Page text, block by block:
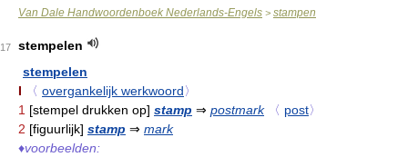
Van Dale Handwoordenboek Nederlands-Engels > stampen
17
stempelen
stempelen
I
〈 overgankelijk werkwoord〉
1 [stempel drukken op] stamp ⇒ postmark 〈 post〉
2 [figuurlijk] stamp ⇒ mark
♦voorbeelden: